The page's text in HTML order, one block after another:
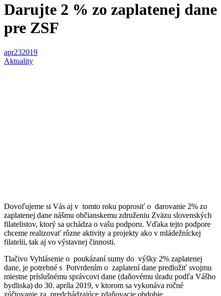
Darujte 2 % zo zaplatenej dane
pre ZSF
apr232019
Aktuality
Dovoľujeme si Vás aj v tomto roku poprosiť o darovanie 2% zo
zaplatenej dane nášmu občianskemu združeniu Zväzu slovenských
filatelistov, ktorý sa uchádza o vašu podporu. Vďaka tejto podpore
chceme realizovať rôzne aktivity a projekty ako v mládežníckej
filatelii, tak aj vo výstavnej činnosti.
Tlačivo Vyhlásenie o poukázaní sumy do výšky 2% zaplatenej
dane, je potrebné s Potvrdením o zaplatení dane predložiť svojmu
miestne príslušnému správcovi dane (daňovému úradu podľa Vášho
bydliska) do 30. apríla 2019, v ktorom sa vykonáva ročné
zúčtovanie za predchádzajúce zdaňovacie obdobie.